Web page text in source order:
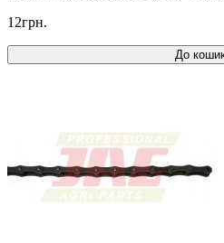
12грн.
До